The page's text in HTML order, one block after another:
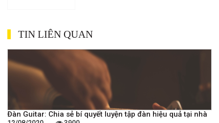
TIN LIÊN QUAN
Đàn Guitar: Chia sẻ bí quyết luyện tập đàn hiệu quả tại nhà